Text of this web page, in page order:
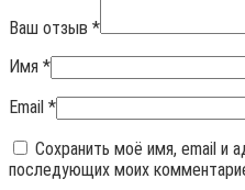
Ваш отзыв *
Имя *
Email *
Сохранить моё имя, email и
последующих моих